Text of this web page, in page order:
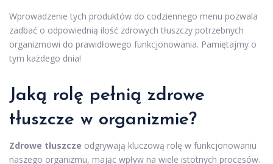
Wprowadzenie tych produktów do codziennego menu pozwala
zadbać o odpowiednią ilość zdrowych tłuszczy potrzebnych
organizmowi do prawidłowego funkcjonowania. Pamiętajmy o
tym każdego dnia!
Jaką rolę pełnią zdrowe
tłuszcze w organizmie?
Zdrowe tłuszcze odgrywają kluczową rolę w funkcjonowaniu
naszego organizmu, mając wpływ na wiele istotnych procesów.